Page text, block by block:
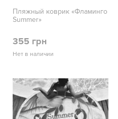
Пляжный коврик «Фламинго
Summer»
355 грн
Нет в наличии